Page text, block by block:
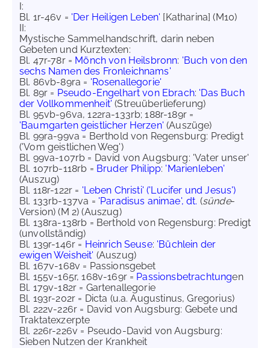
I:
Bl. 1r-46v = 'Der Heiligen Leben' [Katharina] (M10)
II:
Mystische Sammelhandschrift, darin neben
Gebeten und Kurztexten:
Bl. 47r-78r = Mönch von Heilsbronn: 'Buch von den
sechs Namen des Fronleichnams'
Bl. 86vb-89ra = 'Rosenallegorie'
Bl. 89r = Pseudo-Engelhart von Ebrach: 'Das Buch
der Vollkommenheit' (Streuüberlieferung)
Bl. 95vb-96va, 122ra-133rb; 188r-189r =
'Baumgarten geistlicher Herzen' (Auszüge)
Bl. 99ra-99va = Berthold von Regensburg: Predigt
('Vom geistlichen Weg')
Bl. 99va-107rb = David von Augsburg: 'Vater unser'
Bl. 107rb-118rb = Bruder Philipp: 'Marienleben'
(Auszug)
Bl. 118r-122r = 'Leben Christi' ('Lucifer und Jesus')
Bl. 133rb-137va = 'Paradisus animae', dt. (sünde-
Version) (M 2) (Auszug)
Bl. 138ra-138rb = Berthold von Regensburg: Predigt
(unvollständig)
Bl. 139r-146r = Heinrich Seuse: 'Büchlein der
ewigen Weisheit' (Auszug)
Bl. 167v-168v = Passionsgebet
Bl. 155v-165r, 168v-169r = Passionsbetrachtungen
Bl. 179v-182r = Gartenallegorie
Bl. 193r-202r = Dicta (u.a. Augustinus, Gregorius)
Bl. 222v-226r = David von Augsburg: Gebete und
Traktatexzerpte
Bl. 226r-226v = Pseudo-David von Augsburg:
Sieben Nutzen der Krankheit